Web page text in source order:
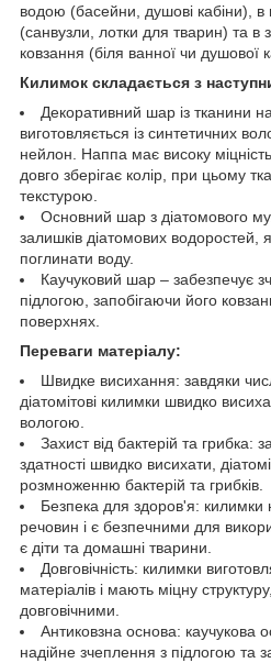
водою (басейни, душові кабіни), в
(санвузли, лотки для тварин) та в
ковзання (біля ванної чи душової
Килимок складається з
Декоративний шар із тканини
виготовляється із синтетичних
нейлон. Наппа має високу
довго зберігає колір, при цьому
текстурою.
Основний шар з діатомового
залишків діатомових водоростей,
поглинати воду.
Каучуковий шар – забезпечує
підлогою, запобігаючи його
поверхнях.
Переваги матеріалу:
Швидке висихання: завдяки
діатомітові килимки швидко
вологою.
Захист від бактерій та грибка:
здатності швидко висихати,
розмноженню бактерій та грибків.
Безпека для здоров'я: килимки
речовин і є безпечними для
є діти та домашні тварини.
Довговічність: килимки
матеріалів і мають міцну
довговічними.
Антиковзна основа: каучукова
надійне зчеплення з підлогою та